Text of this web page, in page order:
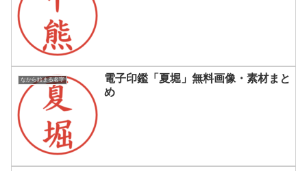
なから始まる名字
電子印鑑「夏堀」無料画像・素材まと
め